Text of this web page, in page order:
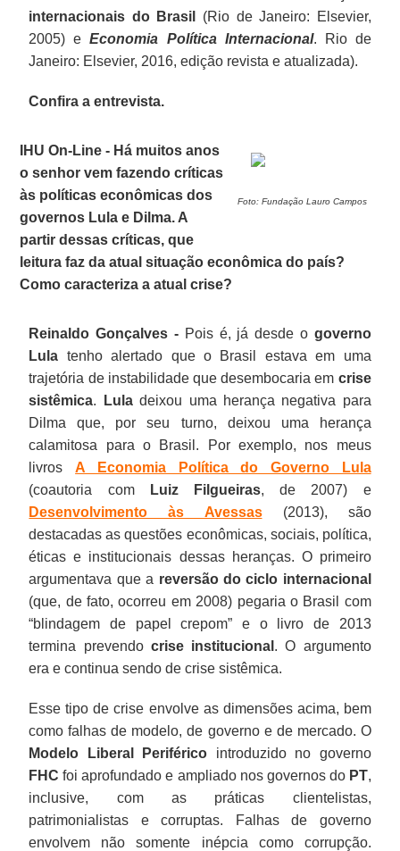
internacionais do Brasil
(Rio de Janeiro: Elsevier,
2005) eEconomia Política Internacional. Rio de
Janeiro: Elsevier, 2016, edição revista e atualizada).
Confira a entrevista.
Foto: Fundação Lauro Campos
IHU On-Line - Há muitos anos
o senhor vem fazendo críticas
às políticas econômicas dos
governos Lula e Dilma. A
partir dessas críticas, que
leitura faz da atual situação econômica do país?
Como caracteriza a atual crise?
Reinaldo Gonçalves -Pois é, já desde o governo
Lula tenho alertado que o Brasil estava em uma
trajetória de instabilidade que desembocaria em crise
sistêmica. Luladeixou uma herança negativa para
Dilma que, por seu turno, deixou uma herança
calamitosa para o Brasil. Por exemplo, nos meus
livrosA Economia Política do Governo Lula
(coautoria com
Luiz Filgueiras, de 2007) e
Desenvolvimento às Avessas(2013), são
destacadas as questões econômicas, sociais, política,
éticas e institucionais dessas heranças. O primeiro
argumentava que a reversão do ciclo internacional
(que, de fato, ocorreu em 2008) pegaria o Brasil com
“blindagem de papel crepom” e o livro de 2013
termina prevendo crise institucional . O argumento
era e continua sendo de crise sistêmica.
Esse tipo de crise envolve as dimensões acima, bem
como falhas de modelo, de governo e de mercado. O
Modelo Liberal Periférico introduzido no governo
FHC foi aprofundado e ampliado nos governos do PT,
inclusive, com as práticas clientelistas,
patrimonialistas e corruptas. Falhas de governo
envolvem não somente inépcia como corrupção.